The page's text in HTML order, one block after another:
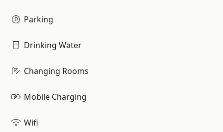
Parking
Drinking Water
Changing Rooms
Mobile Charging
Wifi